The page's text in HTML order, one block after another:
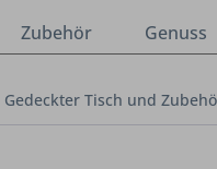
Zubehör Genuss
Gedeckter Tisch und